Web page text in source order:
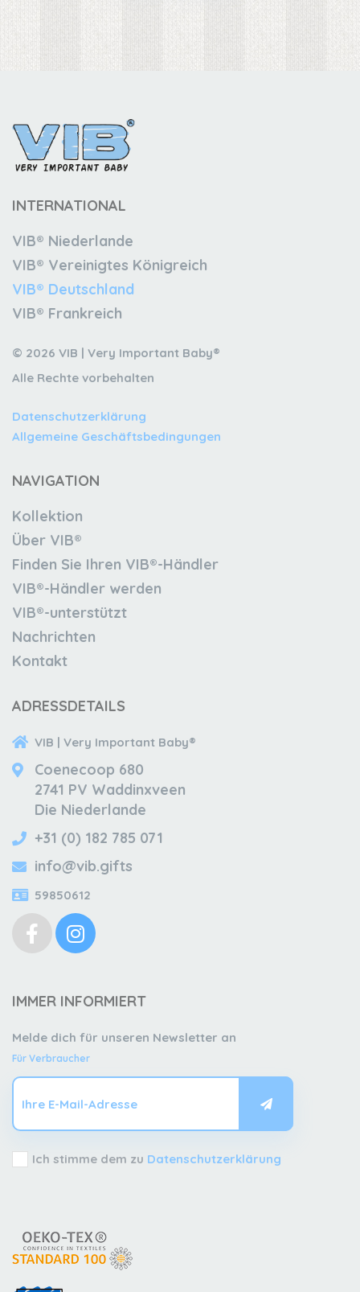
INTERNATIONAL
VIB® Niederlande
VIB® Vereinigtes Königreich
VIB® Deutschland
VIB® Frankreich
© 2026 VIB | Very Important Baby®
Alle Rechte vorbehalten
Datenschutzerklärung
Allgemeine Geschäftsbedingungen
NAVIGATION
Kollektion
Über VIB®
Finden Sie Ihren VIB®-Händler
VIB®-Händler werden
VIB®-unterstützt
Nachrichten
Kontakt
ADRESSDETAILS
VIB | Very Important Baby®
Coenecoop 680
2741 PV Waddinxveen
Die Niederlande
+31 (0) 182 785 071
info@vib.gifts
59850612
IMMER INFORMIERT
Melde dich für unseren Newsletter an
Für Verbraucher
Ich stimme dem zu Datenschutzerklärung